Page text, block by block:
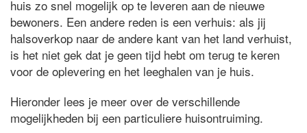
huis zo snel mogelijk op te leveren aan de nieuwe
bewoners. Een andere reden is een verhuis: als jij
halsoverkop naar de andere kant van het land verhuist,
is het niet gek dat je geen tijd hebt om terug te keren
voor de oplevering en het leeghalen van je huis.
Hieronder lees je meer over de verschillende
mogelijkheden bij een particuliere huisontruiming.